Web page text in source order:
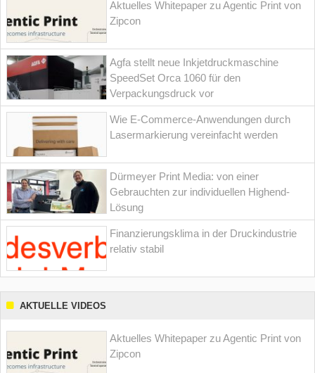
Aktuelles Whitepaper zu Agentic Print von
Zipcon
Agfa stellt neue Inkjetdruckmaschine
SpeedSet Orca 1060 für den
Verpackungsdruck vor
Wie E-Commerce-Anwendungen durch
Lasermarkierung vereinfacht werden
Dürmeyer Print Media: von einer
Gebrauchten zur individuellen Highend-
Lösung
Finanzierungsklima in der Druckindustrie
relativ stabil
AKTUELLE VIDEOS
Aktuelles Whitepaper zu Agentic Print von
Zipcon